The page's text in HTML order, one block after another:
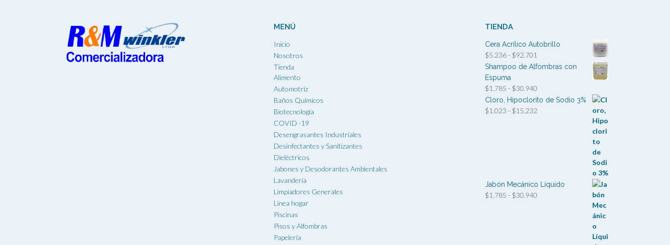
MENÚ
Inicio
Nosotros
Tienda
Alimento
Automotriz
Baños Químicos
Biotecnología
COVID -19
Desengrasantes Industriales
Desinfectantes y Sanitizantes
Dieléctricos
Jabones y Desodorantes Ambientales
Lavandería
Limpiadores Generales
Línea hogar
Piscinas
Pisos y Alfombras
Papelería
TIENDA
Cera Acrílico Autobrillo
$5.236 - $92.701
de
$5.236
Shampoo de Alfombras con
Espuma
$1.785 - $30.940
de
Cloro, Hipoclorito de Sodio 3%
$1.023 - $15.232
Jabón Mecánico Líquido
$1.785 - $30.940